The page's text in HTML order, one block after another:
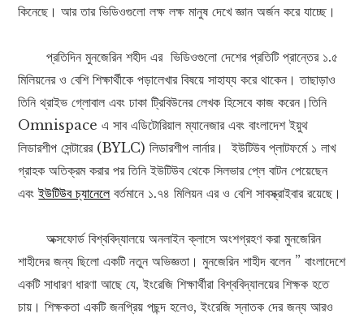
কিনেছে। আর তার ভিডিওগুলো লক্ষ লক্ষ মানুষ দেখে জ্ঞান অর্জন করে যাচ্ছে।
প্রতিদিন মুনজেরিন শহীদ এর ভিডিওগুলো দেশের প্রতিটি প্রান্তের ১.৫
মিলিয়নের ও বেশি শিক্ষার্থীকে পড়ালেখার বিষয়ে সাহায্য করে থাকেন। তাছাড়াও
তিনি থ্রাইভ গ্লোবাল এবং ঢাকা ট্রিবিউনের লেখক হিসেবে কাজ করেন।তিনি
Omnispace এ সাব এডিটোরিয়াল ম্যানেজার এবং বাংলাদেশ ইয়ুথ
লিডারশীপ সেন্টারের (BYLC) লিডারশীপ লার্নার। ইউটিউব প্লাটফর্মে ১ লাখ
গ্রাহক অতিক্রম করার পর তিনি ইউটিউব থেকে সিলভার প্লে বাটন পেয়েছেন
এবংইউটিউব চ্যানেলেবর্তমানে ১.৭৪ মিলিয়ন এর ও বেশি সাবস্ক্রাইবার রয়েছে।
অক্সফোর্ড বিশ্ববিদ্যালয়ে অনলাইন ক্লাসে অংশগ্রহণ করা মুনজেরিন
শাহীদের জন্য ছিলো একটি নতুন অভিজ্ঞতা। মুনজেরিন শাহীদ বলেন ” বাংলাদেশে
একটি সাধারণ ধারণা আছে যে, ইংরেজি শিক্ষার্থীরা বিশ্ববিদ্যালয়ের শিক্ষক হতে
চায়। শিক্ষকতা একটি জনপ্রিয় পছন্দ হলেও, ইংরেজি স্নাতক দের জন্য আরও